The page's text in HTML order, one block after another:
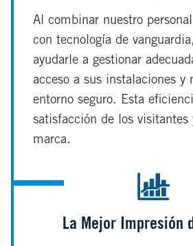
Al combinar nuestro
con tecnología de
ayudarle a gestionar
acceso a sus instalaciones y
entorno seguro. Esta
satisfacción de los visitantes
marca.
La Mejor Impresión